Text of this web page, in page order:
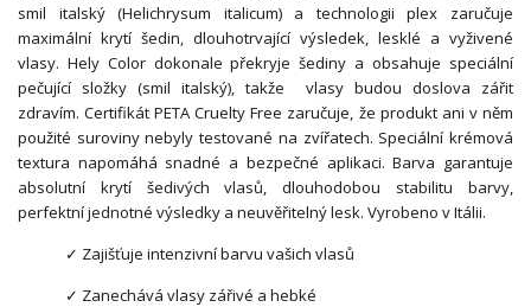
smil italský (Helichrysum italicum) a technologii plex zaručuje
maximální krytí šedin, dlouhotrvající výsledek, lesklé a vyživené
vlasy. Hely Color dokonale překryje šediny a obsahuje speciální
pečující složky (smil italský), takže vlasy budou doslova zářit
zdravím. Certifikát PETA Cruelty Free zaručuje, že produkt ani v něm
použité suroviny nebyly testované na zvířatech. Speciální krémová
textura napomáhá snadné a bezpečné aplikaci. Barva garantuje
absolutní krytí šedivých vlasů, dlouhodobou stabilitu barvy,
perfektní jednotné výsledky a neuvěřitelný lesk. Vyrobeno v Itálii.
✓ Zajišťuje intenzivní barvu vašich vlasů
✓ Zanechává vlasy zářivé a hebké